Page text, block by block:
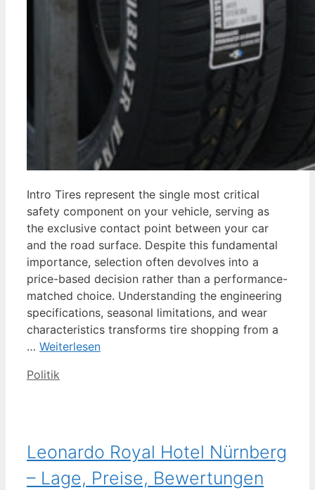
Intro Tires represent the single most critical
safety component on your vehicle, serving as
the exclusive contact point between your car
and the road surface. Despite this fundamental
importance, selection often devolves into a
price-based decision rather than a performance-
matched choice. Understanding the engineering
specifications, seasonal limitations, and wear
characteristics transforms tire shopping from a
… Weiterlesen
Kategorien
Politik
Leonardo Royal Hotel Nürnberg
– Lage, Preise, Bewertungen